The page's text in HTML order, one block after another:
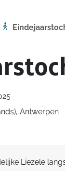
Antwerpen
Liezele